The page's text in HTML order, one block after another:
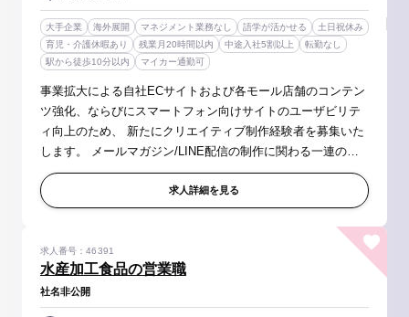
大手企業 海外展開 マネジメント業務なし 語学が活かせる
土日祝休み
育児・介護休暇あり
残業月20時間以内 中途入社5割以上
転勤なし
駅から徒歩10分以内
マイカー通勤可
事業拡大による自社ECサイトおよび各モール店舗のコンテン
ツ強化、ならびにスマートフォン向けサイトのユーザビリテ
ィ向上のため、 新たにクリエイティブ制作経験者を募集いた
します。 メールマガジン/LINE配信の制作に関わる一連の業
務、オフライン原稿の制作業務、モールの運営に伴う業務な
どをお任せします。 【...求人詳細を見る
水産加工食品の営業職
求人番号：46391
社名非公開